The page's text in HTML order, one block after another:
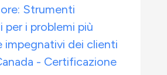
Strumenti
per i problemi più
impegnativi dei clienti
- Certificazione